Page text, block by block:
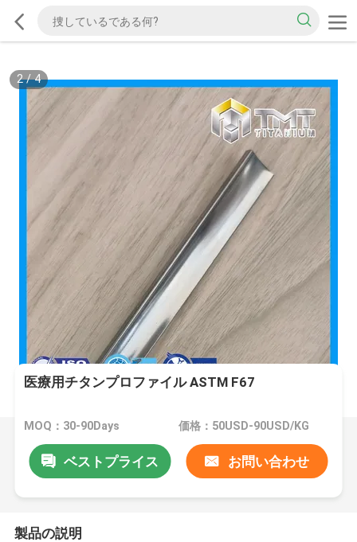
2/4
医療用チタンプロファイル ASTM F67
MOQ：30-90Days 価格：50USD-90USD/KG
ベストプライス お問い合わせ
製品の説明